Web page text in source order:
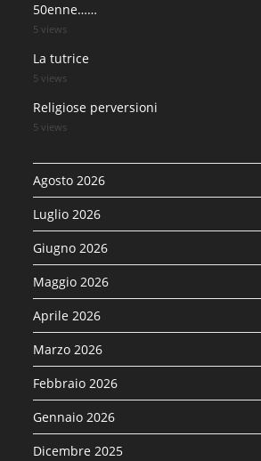
50enne……
5 views
La tutrice
5 views
Religiose perversioni
5 views
Agosto 2026
Luglio 2026
Giugno 2026
Maggio 2026
Aprile 2026
Marzo 2026
Febbraio 2026
Gennaio 2026
Dicembre 2025